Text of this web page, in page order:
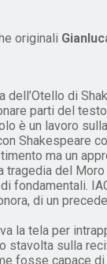
originali
dell’Otello di
parti del
è un lavoro
Shakespeare
ma un
tragedia del
fondamentali.
di un
la tela per
stavolta sulla
fosse capace